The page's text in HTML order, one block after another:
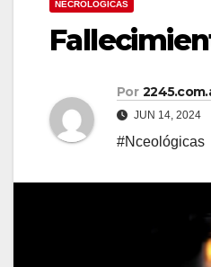
NECROLÓGICAS
Por
JUN 14, 2024
#Nceológicas